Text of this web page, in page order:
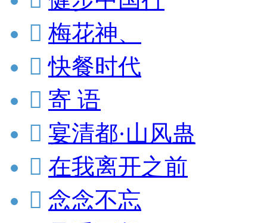
 梅花神、
 快餐时代
 寄 语
 宴清都·山风蛊
 在我离开之前
 念念不忘